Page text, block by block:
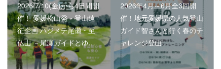
2026/7/10(金)から4日間開
催！ 愛媛松山発・登山遠
征企画 ハジメテ尾瀬・至
仏山 －尾瀬ガイドとゆ…
2026年4月～6月全3回開
催！地元愛媛県の人気登山
ガイド智さんと行く春のチ
ャレンジ登山